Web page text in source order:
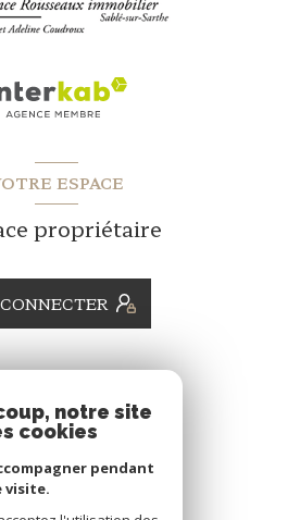
ESPACE
propriétaire
adhérons
notre site
cookies
pendant
visite.